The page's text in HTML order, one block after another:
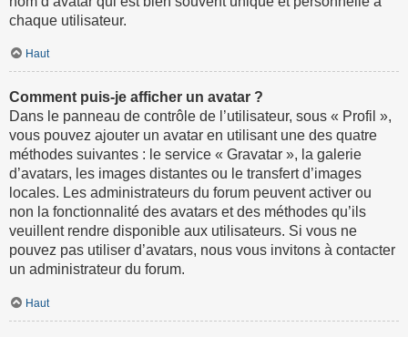
chaque utilisateur.
Haut
Comment puis-je afficher un avatar ?
Dans le panneau de contrôle de l’utilisateur, sous « Profil »,
vous pouvez ajouter un avatar en utilisant une des quatre
méthodes suivantes : le service « Gravatar », la galerie
d’avatars, les images distantes ou le transfert d’images
locales. Les administrateurs du forum peuvent activer ou
non la fonctionnalité des avatars et des méthodes qu’ils
veuillent rendre disponible aux utilisateurs. Si vous ne
pouvez pas utiliser d’avatars, nous vous invitons à contacter
un administrateur du forum.
Haut